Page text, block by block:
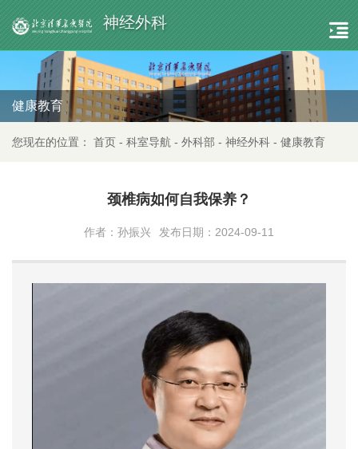
神经外科
健康教育
您现在的位置： 首页 - 科室导航 - 外科部 - 神经外科 - 健康教育
颈椎病如何自我保养？
作者：孙振兴 发布日期：2024-09-11